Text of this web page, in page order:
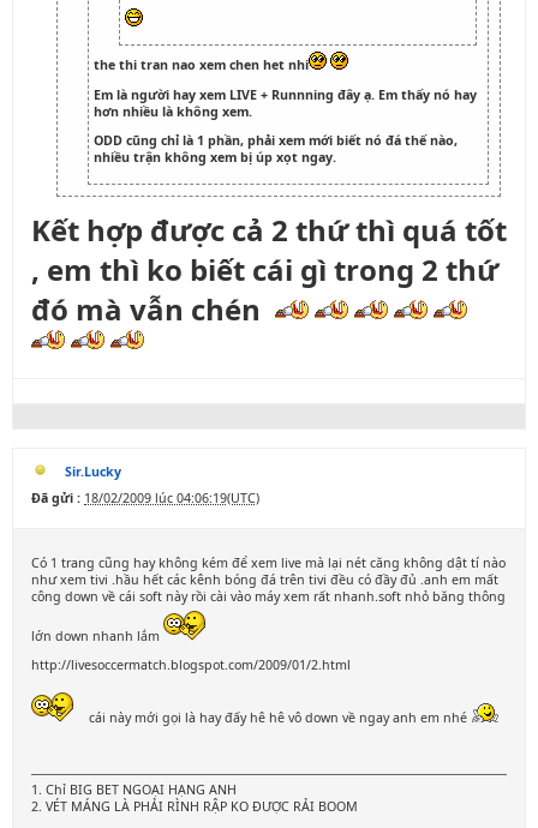
the thi tran nao xem chen het nhi
Em là người hay xem LIVE + Runnning đây ạ. Em thấy nó hay
hơn nhiều là không xem.
ODD cũng chỉ là 1 phần, phải xem mới biết nó đá thế nào,
nhiều trận không xem bị úp xọt ngay.
Kết hợp được cả 2 thứ thì quá tốt
, em thì ko biết cái gì trong 2 thứ
đó mà vẫn chén
Sir.Lucky
Đã gửi : 18/02/2009 lúc 04:06:19(UTC)
Có 1 trang cũng hay không kém để xem live mà lại nét căng không dật tí nào
như xem tivi .hầu hết các kênh bóng đá trên tivi đều có đầy đủ .anh em mất
công down về cái soft này rồi cài vào máy xem rất nhanh.soft nhỏ băng thông
lớn down nhanh lắm
http://livesoccermatch.blogspot.com/2009/01/2.html
cái này mới gọi là hay đấy hê hê vô down về ngay anh em nhé
1. Chỉ BIG BET NGOẠI HẠNG ANH
2. VÉT MÁNG LÀ PHẢI RÌNH RẬP KO ĐƯỢC RẢI BOOM